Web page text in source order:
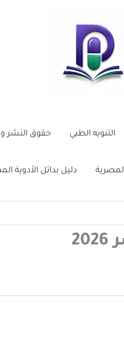
التنويه الطبي حقوق النشر
دليل بدائل الأدوية